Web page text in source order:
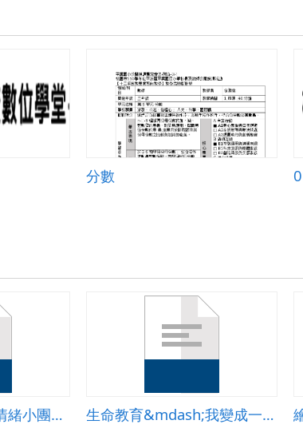
分數
我變成一之噴火龍情緒小團輔教學設計 生命教育&mdash;我變成一隻噴火龍